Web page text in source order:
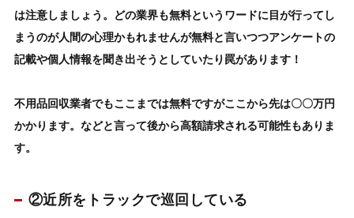
は注意しましょう。
どの業界も無料というワードに目が行ってし
まうのが人間の心理かもれませんが無料と言いつつアンケートの
記載や個人情報を聞き出そうとしていたり罠があります！
不用品回収業者でもここまでは無料ですがここから先は〇〇万円
かかります。などと言って後から高額請求される可能性もありま
す。
②近所をトラックで巡回している